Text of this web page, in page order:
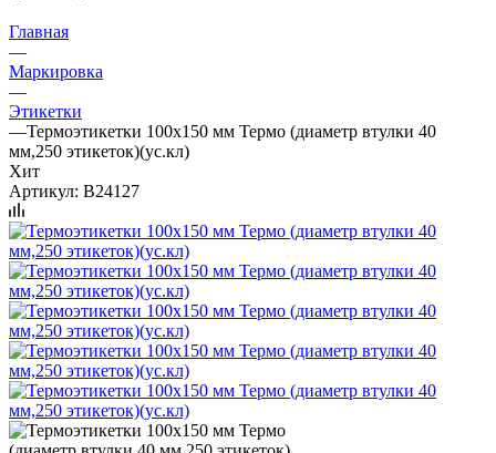
Главная
—
Маркировка
—
Этикетки
—Термоэтикетки 100х150 мм Термо (диаметр втулки 40
мм,250 этикеток)(ус.кл)
Хит
Артикул: B24127